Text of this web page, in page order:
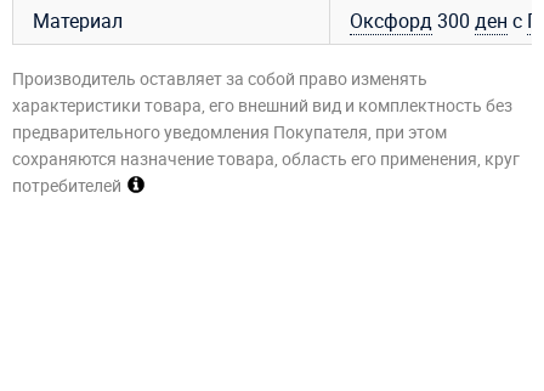
Материал
Оксфорд300 ден с
Производитель оставляет за собой право изменять
характеристики товара, его внешний вид и комплектность без
предварительного уведомления Покупателя, при этом
сохраняются назначение товара, область его применения, круг
потребителей